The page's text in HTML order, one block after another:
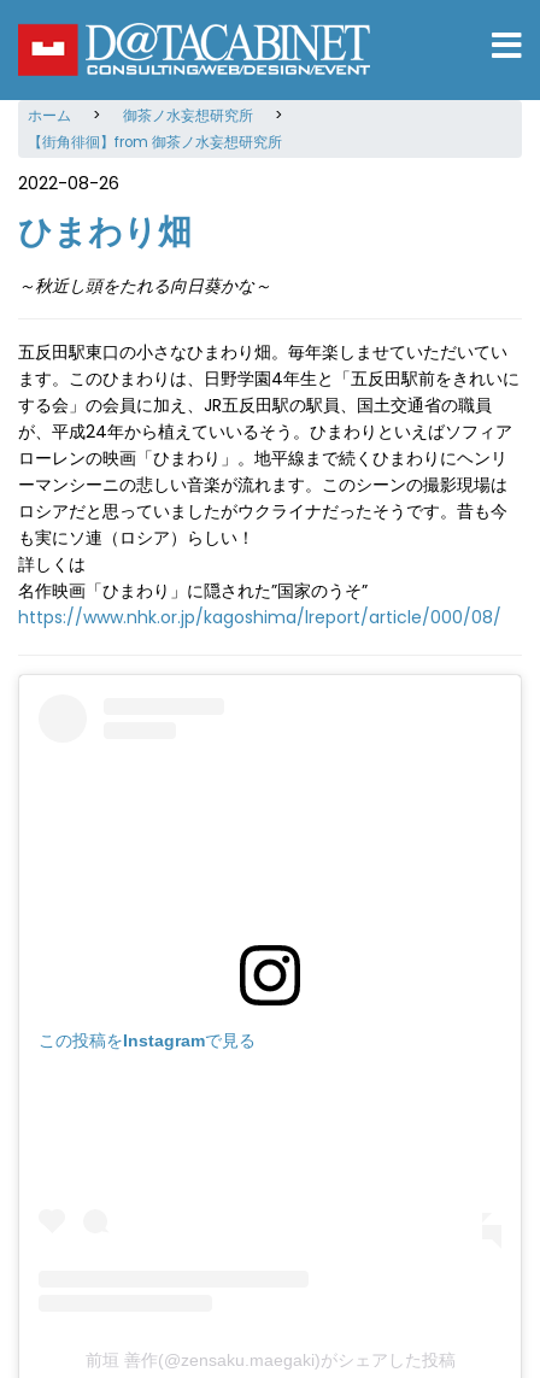
ホーム
御茶ノ水妄想研究所
【街角徘徊】from 御茶ノ水妄想研究所
2022-08-26
ひまわり畑
～秋近し頭をたれる向日葵かな～
五反田駅東口の小さなひまわり畑。毎年楽しませていただいてい
ます。このひまわりは、日野学園4年生と「五反田駅前をきれいに
する会」の会員に加え、JR五反田駅の駅員、国土交通省の職員
が、平成24年から植えていいるそう。ひまわりといえばソフィア
ローレンの映画「ひまわり」。地平線まで続くひまわりにヘンリ
ーマンシーニの悲しい音楽が流れます。このシーンの撮影現場は
ロシアだと思っていましたがウクライナだったそうです。昔も今
も実にソ連（ロシア）らしい！
詳しくは
名作映画「ひまわり」に隠された”国家のうそ”
https://www.nhk.or.jp/kagoshima/lreport/article/000/08/
この投稿をInstagramで見る
前垣 善作(@zensaku.maegaki)がシェアした投稿